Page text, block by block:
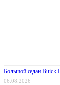
Большой седан Buick
06.08.2026